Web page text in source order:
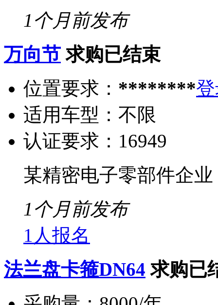
1个月前发布
万向节 求购已结束
位置要求： ********
适用车型： 不限
认证要求： 16949
某精密电子零部件企业
1个月前发布
1人报名
法兰盘卡箍DN64 求购已